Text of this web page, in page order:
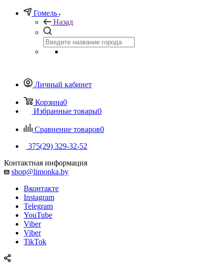
Гомель
Назад
Личный кабинет
Корзина0
Избранные товары0
Сравнение товаров0
375(29) 329-32-52
Контактная информация
shop@limonka.by
Вконтакте
Instagram
Telegram
YouTube
Viber
Viber
TikTok